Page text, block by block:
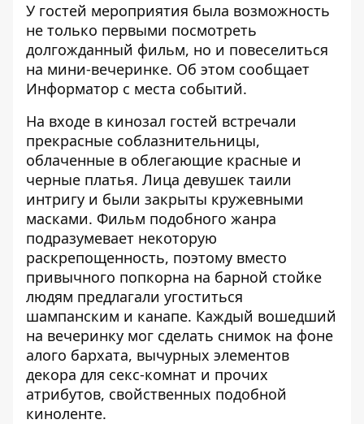
У гостей мероприятия была возможность
не только первыми посмотреть
долгожданный фильм, но и повеселиться
на мини-вечеринке. Об этом сообщает
Информатор с места событий.
На входе в кинозал гостей встречали
прекрасные соблазнительницы,
облаченные в облегающие красные и
черные платья. Лица девушек таили
интригу и были закрыты кружевными
масками. Фильм подобного жанра
подразумевает некоторую
раскрепощенность, поэтому вместо
привычного попкорна на барной стойке
людям предлагали угоститься
шампанским и канапе. Каждый вошедший
на вечеринку мог сделать снимок на фоне
алого бархата, вычурных элементов
декора для секс-комнат и прочих
атрибутов, свойственных подобной
киноленте.